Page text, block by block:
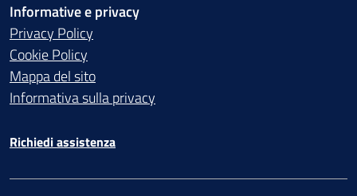
Informative e privacy
Privacy Policy
Cookie Policy
Mappa del sito
Informativa sulla privacy
Richiedi assistenza